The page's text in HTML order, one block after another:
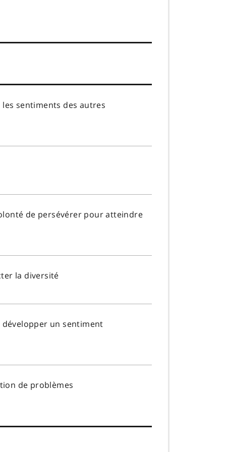
sentiments des autres
de persévérer pour atteindre
la diversité
un sentiment
de problèmes